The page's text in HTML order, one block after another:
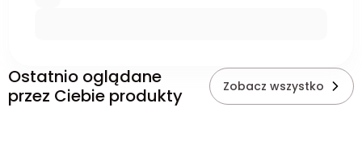
Ostatnio oglądane
przez Ciebie produkty
Zobacz wszystko